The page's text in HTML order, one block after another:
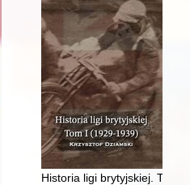
Historia ligi brytyjskiej. T. 1,